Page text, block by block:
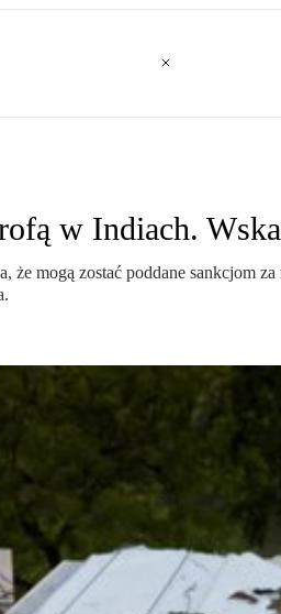
w Indiach.
mogą zostać poddane sankcjom